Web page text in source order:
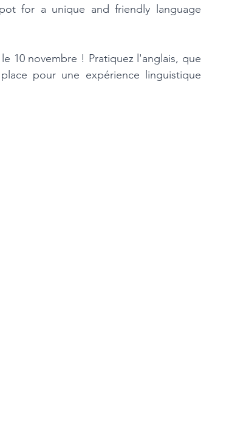
for a unique and friendly language
10 novembre ! Pratiquez l'anglais, que
pour une expérience linguistique